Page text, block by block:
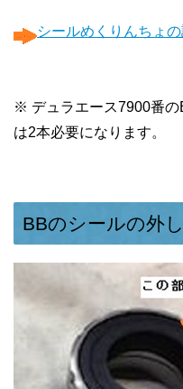
シールめくりんちょ
※ デュラエース7900番の
は2本必要になります。
BBのシールの外